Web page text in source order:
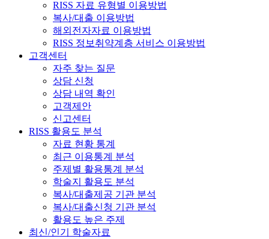
RISS 자료 유형별 이용방법
복사/대출 이용방법
해외전자자료 이용방법
RISS 정보취약계층 서비스 이용방법
고객센터
자주 찾는 질문
상담 신청
상담 내역 확인
고객제안
신고센터
RISS 활용도 분석
자료 현황 통계
최근 이용통계 분석
주제별 활용통계 분석
학술지 활용도 분석
복사/대출제공 기관 분석
복사/대출신청 기관 분석
활용도 높은 주제
최신/인기 학술자료